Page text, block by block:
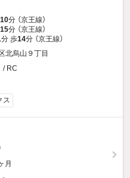
10分 （京王線）
15分 （京王線）
分 歩14分 （京王線）
北烏山９丁目
/ RC
ス
月